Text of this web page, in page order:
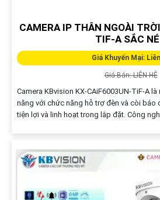
CAMERA IP THÂN NGOÀI
TIF-A SẮC
Giá Khuyến Mại:
Giá Bán: LIÊN HỆ
Camera KBvision KX-CAiF6003UN-TiF-A
năng với chức năng hỗ trợ đèn và còi báo
tiện lợi và linh hoạt trong lắp đặt. Công